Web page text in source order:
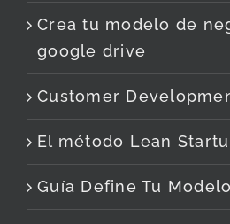
Crea tu modelo de
google drive
Customer
El método Lean
Guía Define Tu